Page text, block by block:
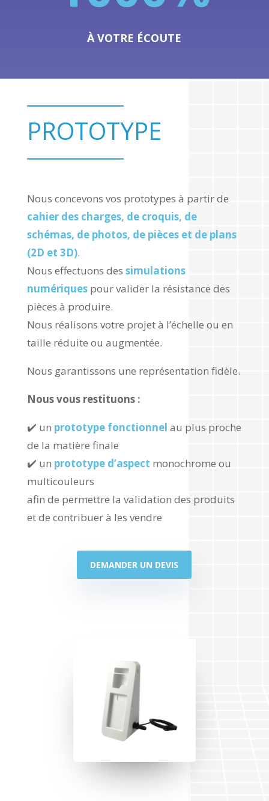
À VOTRE ÉCOUTE
PROTOTYPE
Nous concevons vos prototypes à partir de
cahier des charges, de croquis, de
schémas, de photos, de pièces et de plans
(2D et 3D).
Nous effectuons des simulations
numériquespour valider la résistance des
pièces à produire.
Nous réalisons votre projet à l’échelle ou en
taille réduite ou augmentée.
Nous garantissons une représentation fidèle.
Nous vous restituons :
✔️ un prototype fonctionnel au plus proche
de la matière finale
✔️ un prototype d’aspect monochrome ou
multicouleurs
afin de permettre la validation des produits
et de contribuer à les vendre
DEMANDER UN DEVIS